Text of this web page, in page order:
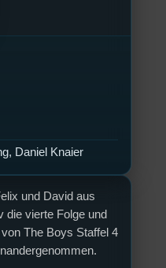
und David aus
die vierte Folge und
The Boys Staffel 4
Daniel Knaier